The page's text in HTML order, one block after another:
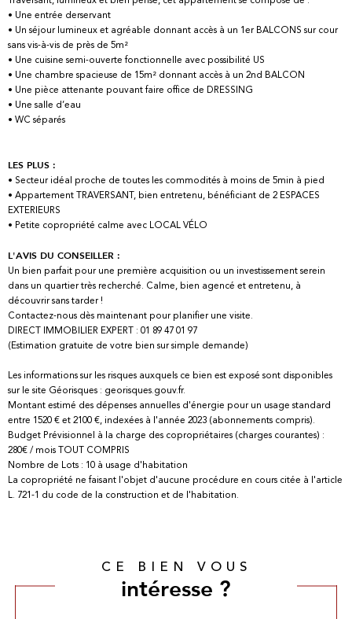
• Une entrée derservant
• Un séjour lumineux et agréable donnant accès à un 1er BALCONS sur cour
sans vis-à-vis de près de 5m²
• Une cuisine semi-ouverte fonctionnelle avec possibilité US
• Une chambre spacieuse de 15m² donnant accès à un 2nd BALCON
• Une pièce attenante pouvant faire office de DRESSING
• Une salle d’eau
• WC séparés
LES PLUS :
• Secteur idéal proche de toutes les commodités à moins de 5min à pied
• Appartement TRAVERSANT, bien entretenu, bénéficiant de 2 ESPACES
EXTERIEURS
• Petite copropriété calme avec LOCAL VÉLO
L'AVIS DU CONSEILLER :
Un bien parfait pour une première acquisition ou un investissement serein
dans un quartier très recherché. Calme, bien agencé et entretenu, à
découvrir sans tarder !
Contactez-nous dès maintenant pour planifier une visite.
DIRECT IMMOBILIER EXPERT : 01 89 47 01 97
(Estimation gratuite de votre bien sur simple demande)
Les informations sur les risques auxquels ce bien est exposé sont disponibles
sur le site Géorisques : georisques.gouv.fr.
Montant estimé des dépenses annuelles d'énergie pour un usage standard
entre 1520 € et 2100 €, indexées à l'année 2023 (abonnements compris).
Budget Prévisionnel à la charge des copropriétaires (charges courantes) :
280€ / mois TOUT COMPRIS
Nombre de Lots : 10 à usage d'habitation
La copropriété ne faisant l'objet d'aucune procédure en cours citée à l'article
L. 721-1 du code de la construction et de l'habitation.
CE BIEN VOUS
intéresse ?